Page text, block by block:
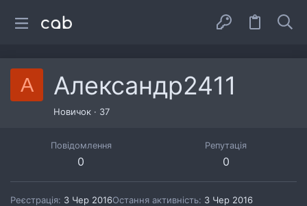
А Александр2411
Новичок · 37
Повідомлення
0
Репутація
0
Реєстрація 3 Чер 2016Остання активність 3 Чер 2016